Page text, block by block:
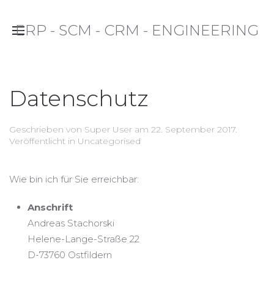
ERP - SCM - CRM - ENGINEERING
Datenschutz
Geschrieben von Super User am 22. September 2017.
Veröffentlicht in Uncategorised
Wie bin ich für Sie erreichbar:
Anschrift
Andreas Stachorski
Helene-Lange-Straße 22
D-73760 Ostfildern